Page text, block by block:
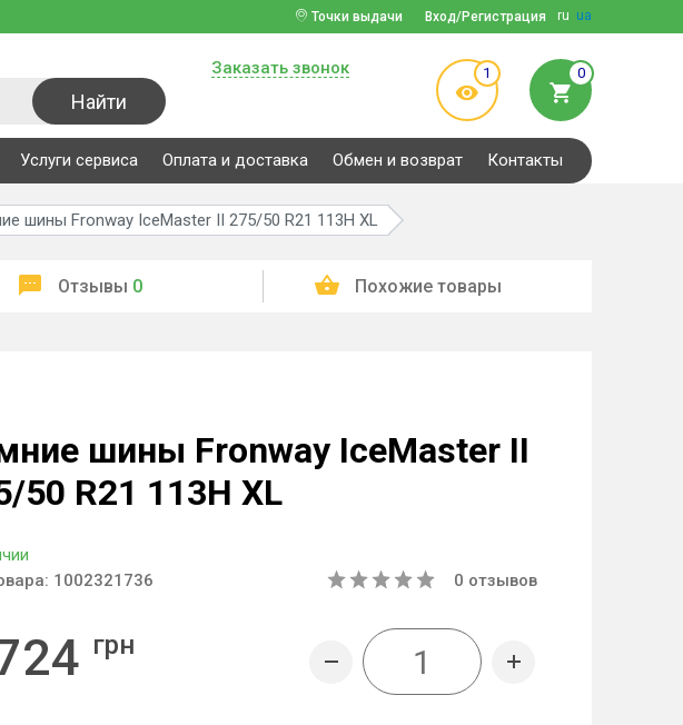
ru ua
Вход/Регистрация
Точки выдачи
Найти
Заказать звонок 1 0
Услуги сервиса Оплата и доставка Обмен и возврат Контакты
шины Fronway IceMaster II 275/50 R21 113H XL
Отзывы 0 Похожие товары
шины Fronway IceMaster II
50 R21 113H XL
1002321736 0 отзывов
грн